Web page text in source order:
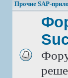
Прочие SAP-